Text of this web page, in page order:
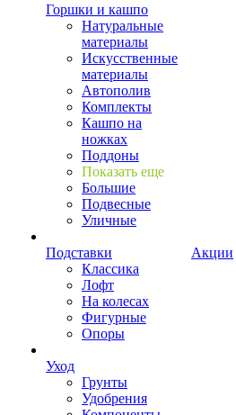
Горшки и кашпо
Натуральные
материалы
Искусственные
материалы
Автополив
Комплекты
Кашпо на
ножках
Поддоны
Показать еще
Большие
Подвесные
Уличные
Подставки
Классика
Лофт
На колесах
Фигурные
Опоры
Уход
Грунты
Удобрения
Акции